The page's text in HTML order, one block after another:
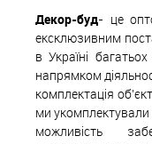
Декор-буд- це
ексклюзивним
в Україні
напрямком
комплектація
ми укомплектували
можливість